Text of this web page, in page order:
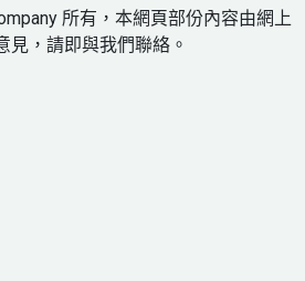
所有，本網頁部份內容由網上
見，請即與我們聯絡。